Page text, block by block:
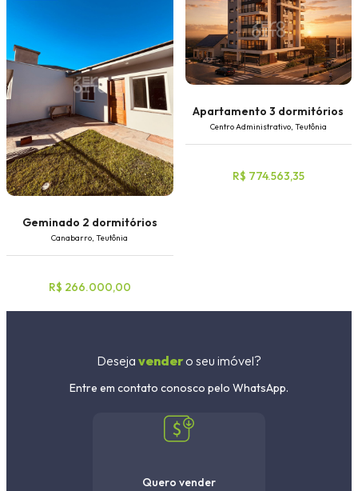
Geminado 2 dormitórios
Canabarro, Teutônia
R$ 266.000,00
Apartamento 3 dormitórios
Centro Administrativo, Teutônia
R$ 774.563,35
Deseja vendero seu imóvel?
Entre em contato conosco pelo WhatsApp.
Quero vender